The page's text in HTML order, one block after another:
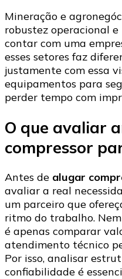
Mineração e
robustez operacional
contar com uma
esses setores faz
justamente com essa
equipamentos para
perder tempo com
O que avaliar
compressor
Antes de alugar
avaliar a real
um parceiro que
ritmo do trabalho.
é apenas comparar
atendimento técnico
Por isso, analisar
confiabilidade é